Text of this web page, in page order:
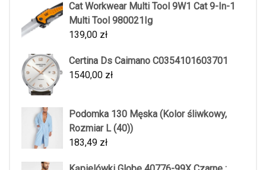
Cat Workwear Multi Tool 9W1 Cat 9-In-1
Multi Tool 980021Ig
139,00 zł
Certina Ds Caimano C0354101603701
1540,00 zł
Podomka 130 Męska (Kolor śliwkowy,
Rozmiar L (40))
183,49 zł